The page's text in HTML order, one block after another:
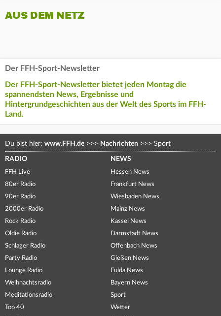
AUS DEM NETZ
Der FFH-Sport-Newsletter
Der FFH-Sport-Newsletter bietet jeden Montag die
spannendsten News, Ergebnisse und
Hintergrundgeschichten aus der Welt des Sports im FFH-
Land.
Du bist hier: www.FFH.de >>> Nachrichten >>> Sport
RADIO
FFH Live
80er Radio
90er Radio
2000er Radio
Rock Radio
Oldie Radio
Schlager Radio
Party Radio
Lounge Radio
Weihnachtsradio
Meditationsradio
Top 40
NEWS
Hessen News
Frankfurt News
Wiesbaden News
Mainz News
Kassel News
Darmstadt News
Offenbach News
Gießen News
Fulda News
Bayern News
Sport
Wetter